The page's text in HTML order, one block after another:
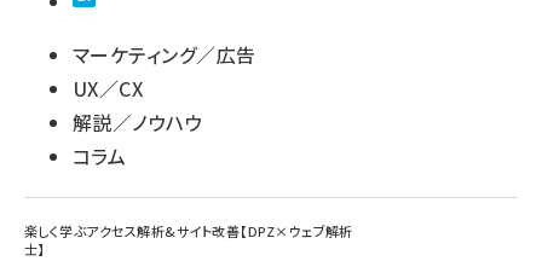
マーケティング／広告
UX／CX
解説／ノウハウ
コラム
楽しく学ぶアクセス解析&サイト改善【DPZ×ウェブ解析
士】